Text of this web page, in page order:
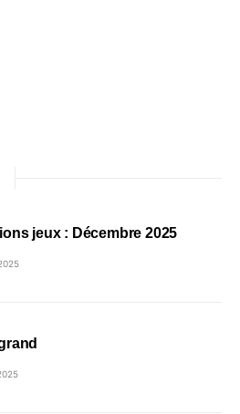
jeux : Décembre 2025